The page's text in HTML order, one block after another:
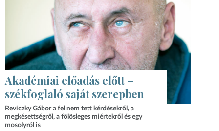
Akadémiai előadás előtt –
székfoglaló saját szerepben
Reviczky Gábor a fel nem tett kérdésekről, a
megkésettségről, a fölösleges miértekről és egy
mosolyról is